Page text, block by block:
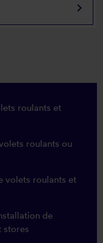
keyboard_arrow_right
roulants et
roulants ou
volets roulants et
de
stores